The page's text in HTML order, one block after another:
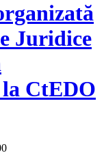
Juridice
CtEDO